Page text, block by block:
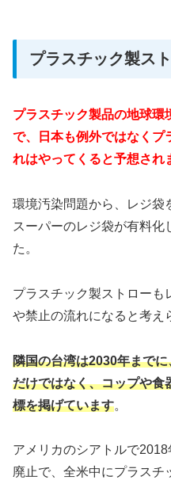
プラスチック製ス
プラスチック製品の地球環
で、日本も例外ではなくプ
れはやってくると予想され
環境汚染問題から、レジ袋
スーパーのレジ袋が有料化
た。
プラスチック製ストローも
や禁止の流れになると考え
隣国の台湾は2030年まで
だけではなく、コップや食
標を掲げています。
アメリカのシアトルで
廃止で、全米中にプラスチ